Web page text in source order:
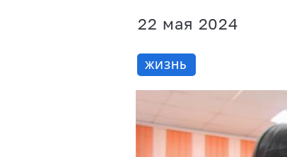
22 мая 2024
ЖИЗНЬ